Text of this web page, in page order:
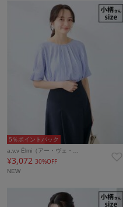
5％ポイントバック
a.v.v Élmi（アー・ヴェ・…
¥3,072 30%OFF
NEW